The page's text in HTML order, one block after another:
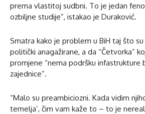
prema vlastitoj sudbni. To je jedan
ozbiljne studije”, istakao je Duraković.
Smatra kako je problem u BiH taj što su
politički anagažirane, a da “Četvorka”
promjene “nema podršku infastrukture
zajednice”.
“Malo su preambiciozni. Kada vidim
temelja’, čim vam kaže to – to je